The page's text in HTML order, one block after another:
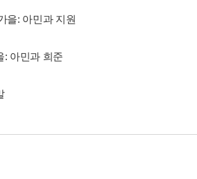
을: 아민과 지원
: 아민과 희준